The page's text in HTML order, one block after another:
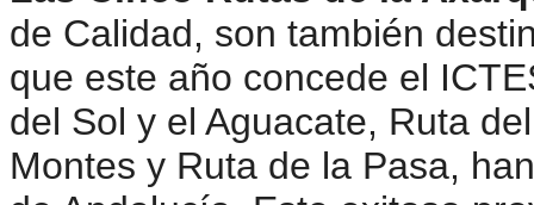
de Calidad, son también
que este año concede el
del Sol y el Aguacate, Ruta
Montes y Ruta de la Pasa,